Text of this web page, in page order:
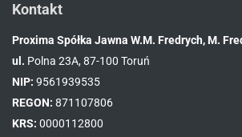
Kontakt
Proxima Spółka Jawna W.M. Fredrych, M.
ul. Polna 23A, 87-100 Toruń
NIP: 9561939535
REGON: 871107806
KRS: 0000112800